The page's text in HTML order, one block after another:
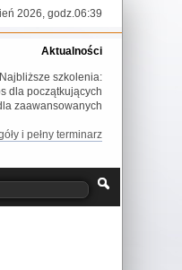
2026, godz.06:39
Aktualności
Najbliższe szkolenia:
dla początkujących
zaawansowanych
i pełny terminarz